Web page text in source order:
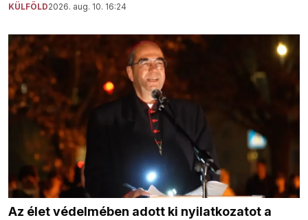
KÜLFÖLD2026. aug. 10. 16:24
Az élet védelmében adott ki nyilatkozatot a